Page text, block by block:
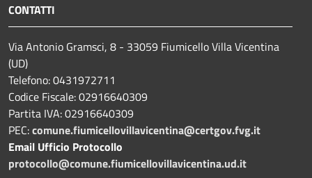
CONTATTI
Via Antonio Gramsci, 8 - 33059 Fiumicello Villa Vicentina
(UD)
Telefono: 0431972711
Codice Fiscale: 02916640309
Partita IVA: 02916640309
PEC:comune.fiumicellovillavicentina@certgov.fvg.it
Email Ufficio Protocollo
protocollo@comune.fiumicellovillavicentina.ud.it